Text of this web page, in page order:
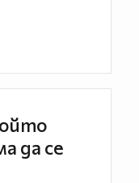
да се